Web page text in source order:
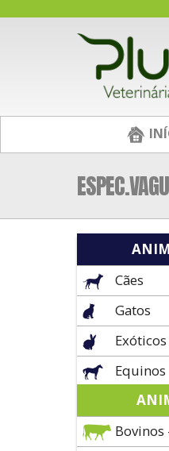
Cães
Gatos
Exóticos
Equinos
Bovinos